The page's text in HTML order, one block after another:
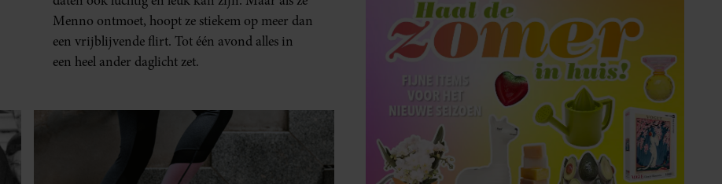
Menno ontmoet, hoopt ze stiekem op meer dan
een vrijblijvende flirt. Tot één avond alles in
een heel ander daglicht zet.